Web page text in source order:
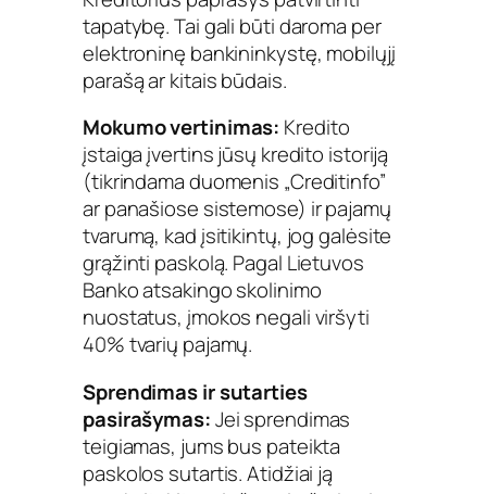
tapatybę. Tai gali būti daroma per
elektroninę bankininkystę, mobilųjį
parašą ar kitais būdais.
Mokumo vertinimas: Kredito
įstaiga įvertins jūsų kredito istoriją
(tikrindama duomenis „Creditinfo”
ar panašiose sistemose) ir pajamų
tvarumą, kad įsitikintų, jog galėsite
grąžinti paskolą. Pagal Lietuvos
Banko atsakingo skolinimo
nuostatus, įmokos negali viršyti
40% tvarių pajamų.
Sprendimas ir sutarties
pasirašymas:Jei sprendimas
teigiamas, jums bus pateikta
paskolos sutartis. Atidžiai ją